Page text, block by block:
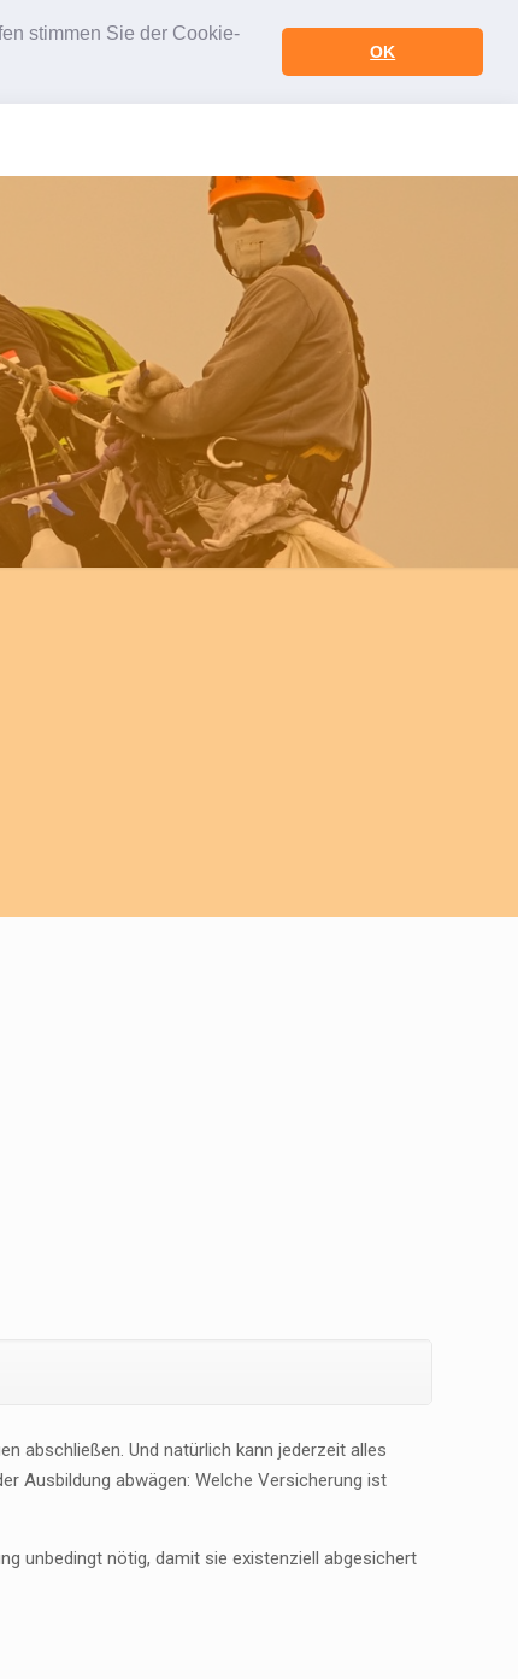
stimmen Sie der Cookie-
OK
abschließen. Und natürlich kann jederzeit alles
Ausbildung abwägen: Welche Versicherung ist
unbedingt nötig, damit sie existenziell abgesichert